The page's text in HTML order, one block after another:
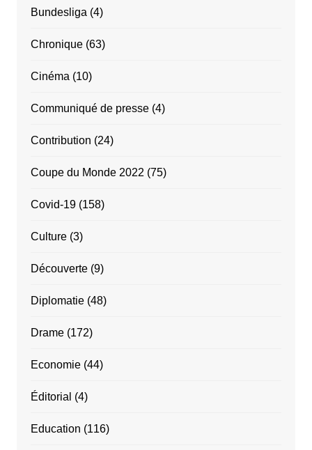
Bundesliga (4)
Chronique(63)
Cinéma (10)
Communiqué de presse(4)
Contribution (24)
Coupe du Monde 2022 (75)
Covid-19(158)
Culture(3)
Découverte(9)
Diplomatie(48)
Drame(172)
Economie(44)
Éditorial (4)
Education (116)